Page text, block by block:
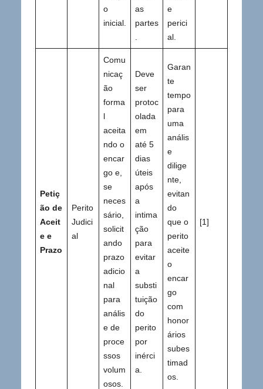
o
inicial.
as
partes
e
perici
al.
Petiç
ão de
Aceit
e e
Prazo
Perito
Judici
al
Comu
nicaç
ão
forma
l
aceita
ndo o
encar
go e,
se
neces
sário,
solicit
ando
prazo
adicio
nal
para
anális
e de
proce
ssos
volum
osos.
Deve
ser
protoc
olada
em
até 5
dias
úteis
após
a
intima
ção
para
evitar
a
substi
tuição
do
perito
por
inérci
a.
Garan
te
tempo
para
uma
anális
e
dilige
nte,
evitan
do
que o
perito
aceite
o
encar
go
com
honor
ários
subes
timad
os.
[1]